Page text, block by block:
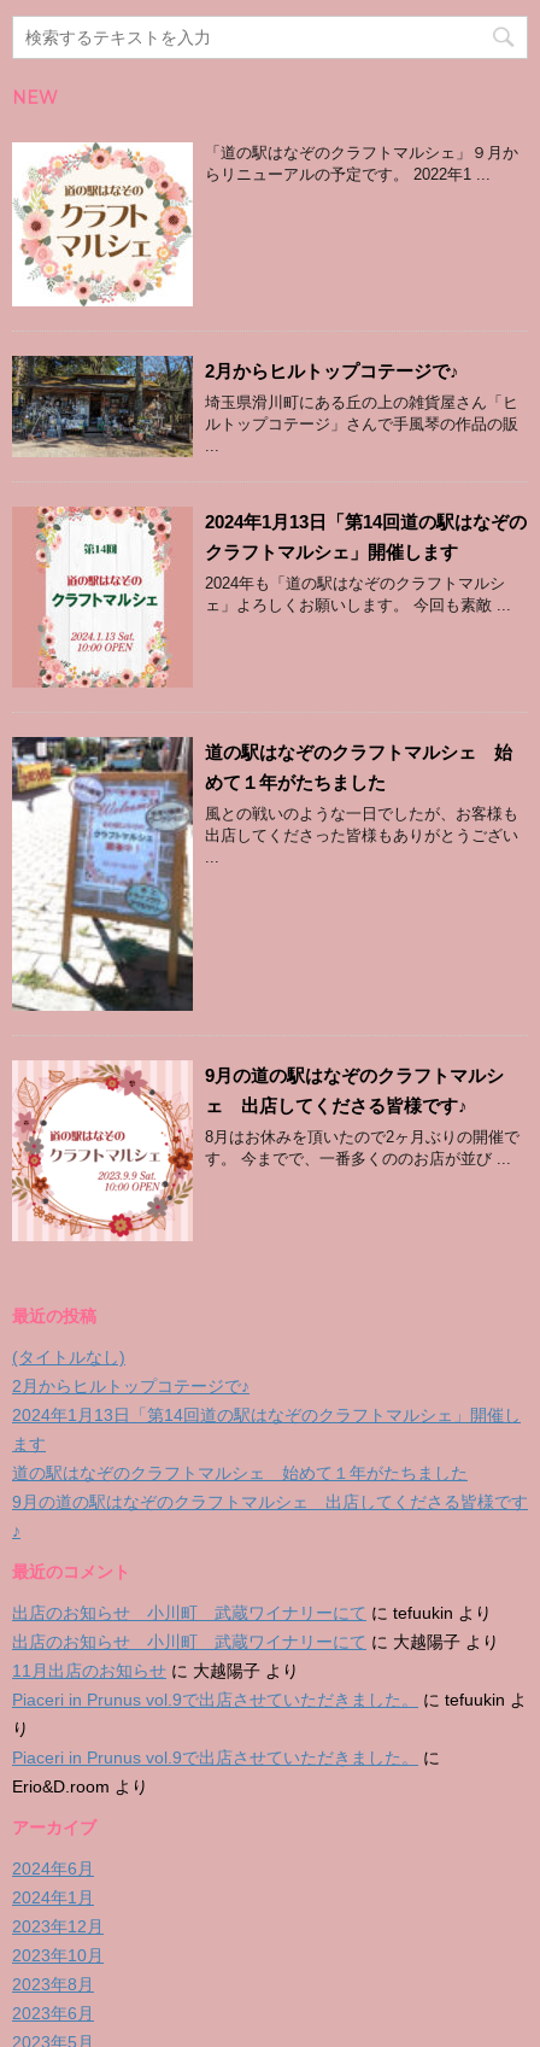
NEW
「道の駅はなぞのクラフトマルシェ」９月か
らリニューアルの予定です。 2022年1 ...
2月からヒルトップコテージで♪
埼玉県滑川町にある丘の上の雑貨屋さん「ヒ
ルトップコテージ」さんで手風琴の作品の販
2024年1月13日「第14回道の駅はなぞの
クラフトマルシェ」開催します
2024年も「道の駅はなぞのクラフトマルシ
ェ」よろしくお願いします。 今回も素敵 ...
道の駅はなぞのクラフトマルシェ 始
めて１年がたちました
風との戦いのような一日でしたが、お客様も
出店してくださった皆様もありがとうござい
9月の道の駅はなぞのクラフトマルシ
ェ 出店してくださる皆様です♪
8月はお休みを頂いたので2ヶ月ぶりの開催で
す。 今までで、一番多くののお店が並び ...
最近の投稿
(タイトルなし)
2月からヒルトップコテージで♪
2024年1月13日「第14回道の駅はなぞのクラフトマルシェ」開催し
ます
道の駅はなぞのクラフトマルシェ 始めて１年がたちました
9月の道の駅はなぞのクラフトマルシェ 出店してくださる皆様です
♪
最近のコメント
出店のお知らせ 小川町 武蔵ワイナリーにて に tefuukin より
出店のお知らせ 小川町 武蔵ワイナリーにて に 大越陽子 より
11月出店のお知らせ に 大越陽子 より
Piaceri in Prunus vol.9で出店させていただきました。
に tefuukin よ
り
Piaceri in Prunus vol.9で出店させていただきました。
に
Erio&D.room より
アーカイブ
2024年6月
2024年1月
2023年12月
2023年10月
2023年8月
2023年6月
2023年5月